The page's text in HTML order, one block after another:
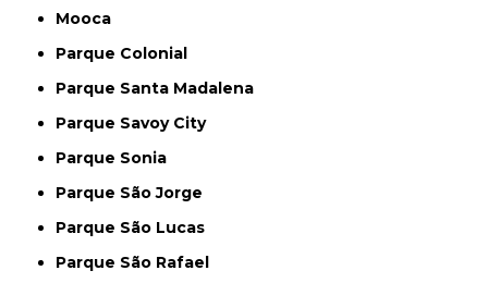
Mooca
Parque Colonial
Parque Santa Madalena
Parque Savoy City
Parque Sonia
Parque São Jorge
Parque São Lucas
Parque São Rafael